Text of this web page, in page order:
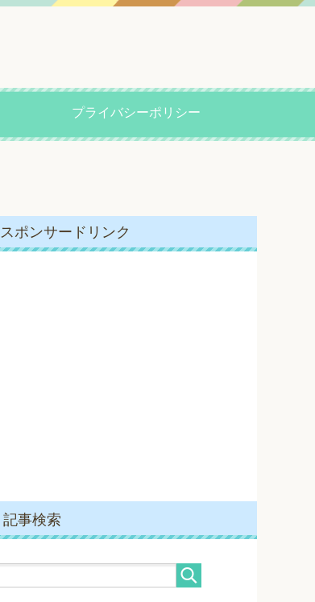
プライバシーポリシー
スポンサードリンク
記事検索